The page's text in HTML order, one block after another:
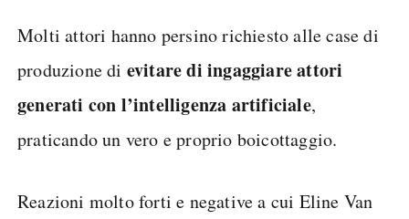
Molti attori hanno persino richiesto alle case di
produzione di evitare di ingaggiare attori
generati con l’intelligenza artificiale,
praticando un vero e proprio boicottaggio.
Reazioni molto forti e negative a cui Eline Van